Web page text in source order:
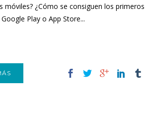
móviles? ¿Cómo se consiguen los primeros
Play o App Store...